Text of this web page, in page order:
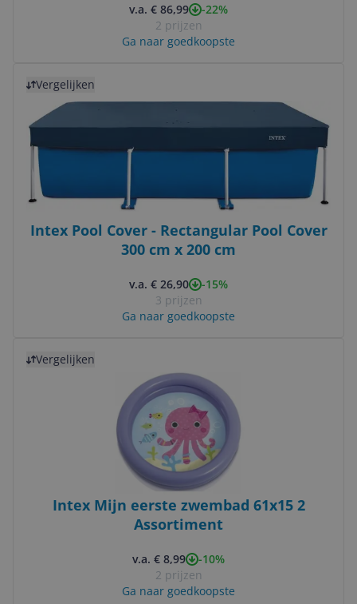
v.a. € 86,99
-22%
2 prijzen
Ga naar goedkoopste
Vergelijken
Intex Pool Cover - Rectangular Pool Cover
300 cm x 200 cm
v.a. € 26,90
-15%
3 prijzen
Ga naar goedkoopste
Vergelijken
Intex Mijn eerste zwembad 61x15 2
Assortiment
v.a. € 8,99
-10%
2 prijzen
Ga naar goedkoopste